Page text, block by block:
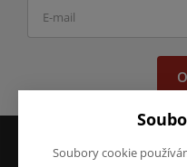
Soubory cookie